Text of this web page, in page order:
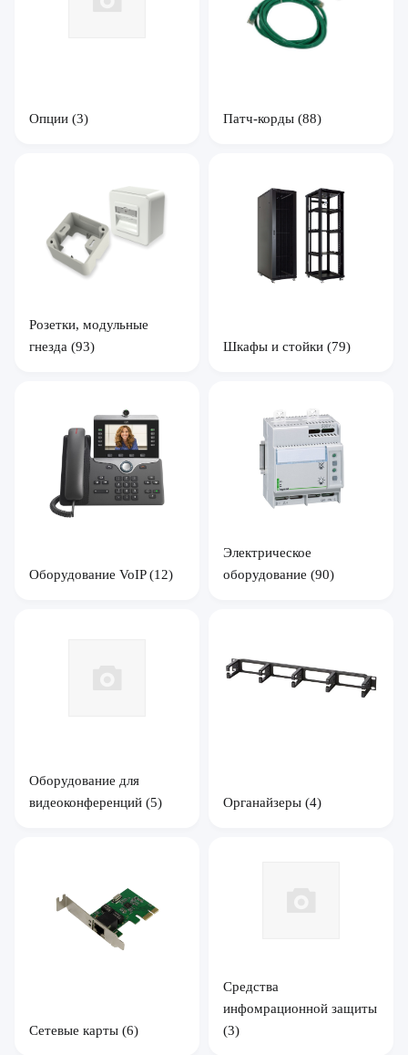
Опции (3) Патч-корды (88)
Розетки, модульные
гнезда (93) Шкафы и стойки (79)
Оборудование VoIP(12)
Электрическое
оборудование (90)
Оборудование для
видеоконференций (5) Органайзеры (4)
Сетевые карты (6)
Средства
инфомрационной защиты
(3)